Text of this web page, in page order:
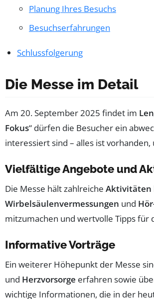
Planung Ihres Besuchs
Besuchserfahrungen
Schlussfolgerung
Die Messe im Detail
Am 20. September 2025 findet im
Fokus“ dürfen die Besucher ein
interessiert sind – alles ist
Vielfältige Angebote und
Die Messe hält zahlreiche Aktivitäten
Wirbelsäulenvermessungen und
mitzumachen und wertvolle Tipps für
Informative Vorträge
Ein weiterer Höhepunkt der Messe
und Herzvorsorge erfahren sowie
wichtige Informationen, die in der